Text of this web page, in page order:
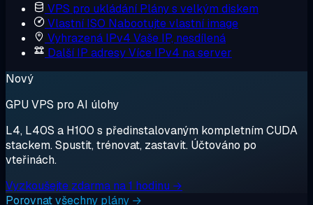
VPS pro ukládání Plány s velkým diskem
Vlastní ISO Nabootujte vlastní image
Vyhrazená IPv4 Vaše IP, nesdílená
Další IP adresyVíce IPv4 na server
Nový
GPU VPS pro AI úlohy
L4, L40S a H100 s předinstalovaným kompletním CUDA
stackem. Spustit, trénovat, zastavit. Účtováno po
vteřinách.
Vyzkoušejte zdarma na 1 hodinu →
Porovnat všechny plány →